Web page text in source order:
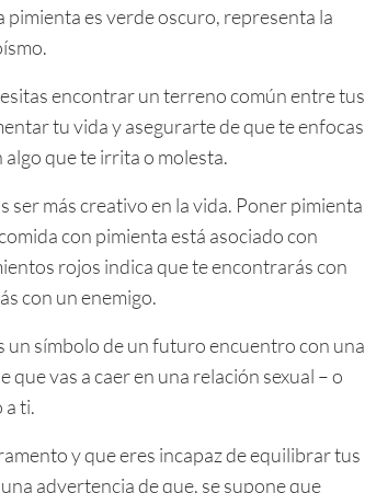
pimienta es verde oscuro, representa la
encontrar un terreno común entre tus
tu vida y asegurarte de que te enfocas
que te irrita o molesta.
ser más creativo en la vida. Poner pimienta
con pimienta está asociado con
rojos indica que te encontrarás con
con un enemigo.
un símbolo de un futuro encuentro con una
vas a caer en una relación sexual – o
ti.
y que eres incapaz de equilibrar tus
advertencia de que, se supone que